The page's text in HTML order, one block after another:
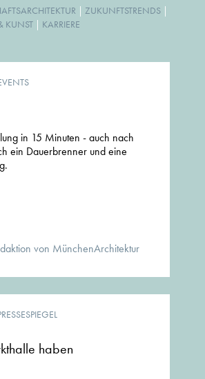
| ZUKUNFTSTRENDS|
KUNST | KARRIERE
in 15 Minuten - auch nach
ein Dauerbrenner und eine
von MünchenArchitektur
haben